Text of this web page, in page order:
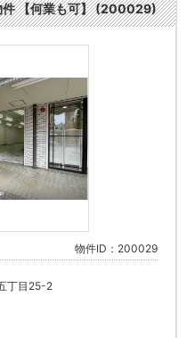
件 【何業も可】 (200029)
物件ID：200029
丁目25-2